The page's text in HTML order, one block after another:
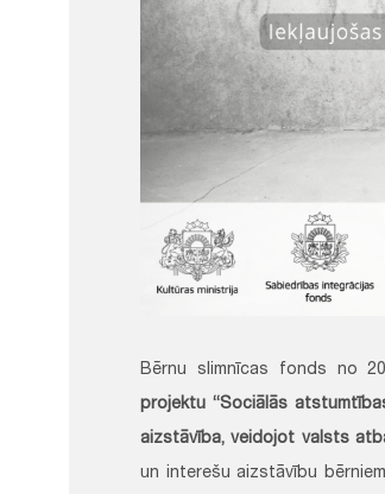
Bērnu slimnīcas fonds no
projektu “Sociālās
aizstāvība, veidojot valsts
un interešu aizstāvību